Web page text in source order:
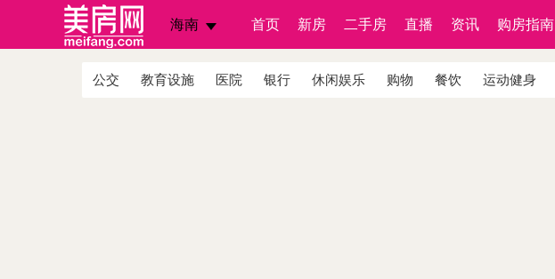
海南 首页 新房 二手房 直播 资讯 购房指南
公交 教育设施 医院 银行 休闲娱乐 购物 餐饮 运动健身